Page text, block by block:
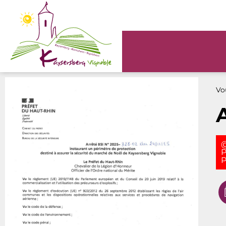
Panneau de gestion des cookies